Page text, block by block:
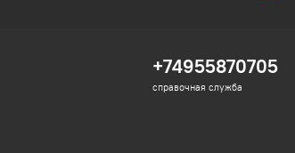
+74955870705
справочная служба